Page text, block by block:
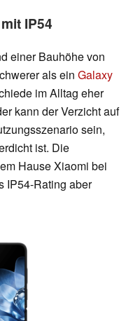
IP54
einer Bauhöhe von
als ein Galaxy
im Alltag eher
kann der Verzicht auf
sein,
ist. Die
Hause Xiaomi bei
IP54-Rating aber